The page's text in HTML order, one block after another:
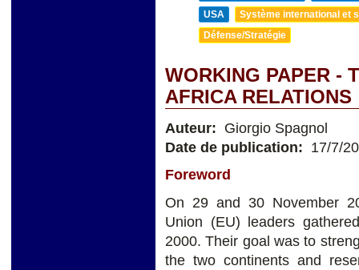
USA
Système international et
Défense/Stratégie
WORKING PAPER -
AFRICA RELATIONS
Auteur: Giorgio Spagnol
Date de publication: 17/7/
Foreword
On 29 and 30 November
Union (EU) leaders
2000. Their goal was to
the two continents and